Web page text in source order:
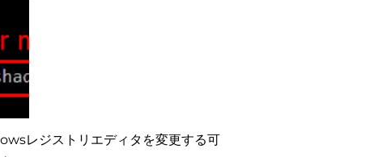
レジストリエディタを変更する可